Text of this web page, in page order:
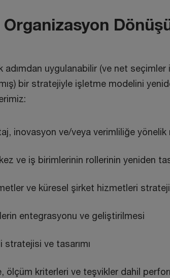
adımdan uygulanabilir (ve net
bir stratejiyle işletme modelini
inovasyon ve/veya verimliliğe
ve iş birimlerinin rollerinin yeniden
ve küresel şirket hizmetleri
entegrasyonu ve geliştirilmesi
ve tasarımı
ölçüm kriterleri ve teşvikler dahil